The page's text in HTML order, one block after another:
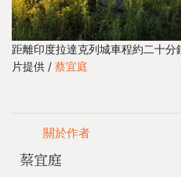
距離印度拉達克列城車程約二十
片提供 / 蔡宜庭
關於作者
蔡宜庭